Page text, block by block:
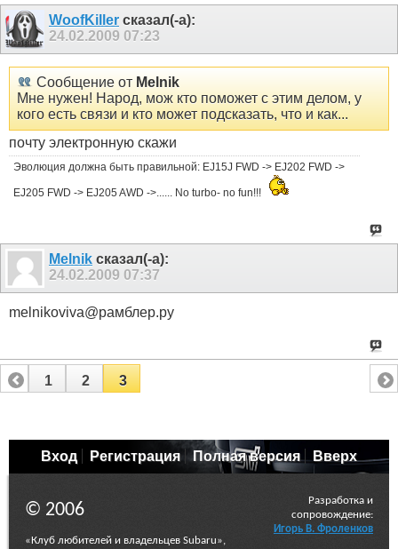
WoofKiller сказал(-а):
24.02.2009 07:23
Сообщение от Melnik
Мне нужен! Народ, мож кто поможет с этим делом, у
кого есть связи и кто может подсказать, что и как...
почту электронную скажи
Эволюция должна быть правильной: EJ15J FWD -> EJ202 FWD ->
EJ205 FWD -> EJ205 AWD ->...... No turbo- no fun!!!
Melnik сказал(-а):
24.02.2009 07:37
mеlnikovivа@рамблер.ру
1 2 3
Вход Регистрация Полная версия Вверх
© 2006
«Клуб любителей и владельцев Subaru»,
Разработка и
сопровождение:
Игорь В. Фроленков